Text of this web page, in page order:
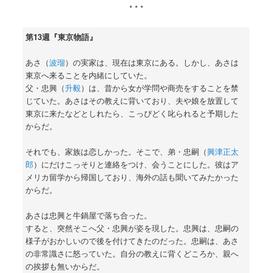
* * *
第13週『東京物語』
あさ（波瑠）の実家は、現在は東京にある。しかし、あさは
東京へ来ることを内緒にしていた。
父・忠興（升毅）は、昔から女が学問や商売をすることを禁
じていた。あさはその教えに背いており、夫や娘を放置して
東京に来たなどとしれたら、こっぴどく叱られると予期した
からだ。
それでも、家族は恋しかった。そこで、弟・忠嗣（興津正太
郎）にだけこっそりと連絡をつけ、会うことにした。彼はア
メリカ留学から帰国しており、海外の話も聞いてみたかった
からだ。
あさは忠興と牛鍋屋で落ち合った。
すると、突然そこへ父・忠興が姿を現した。忠興は、忠嗣の
様子がおかしいので後を付けてきたのだった。忠嗣は、あさ
の非常識さに怒っていた。自分の教えに背くどころか、親へ
の挨拶も無いからだ。